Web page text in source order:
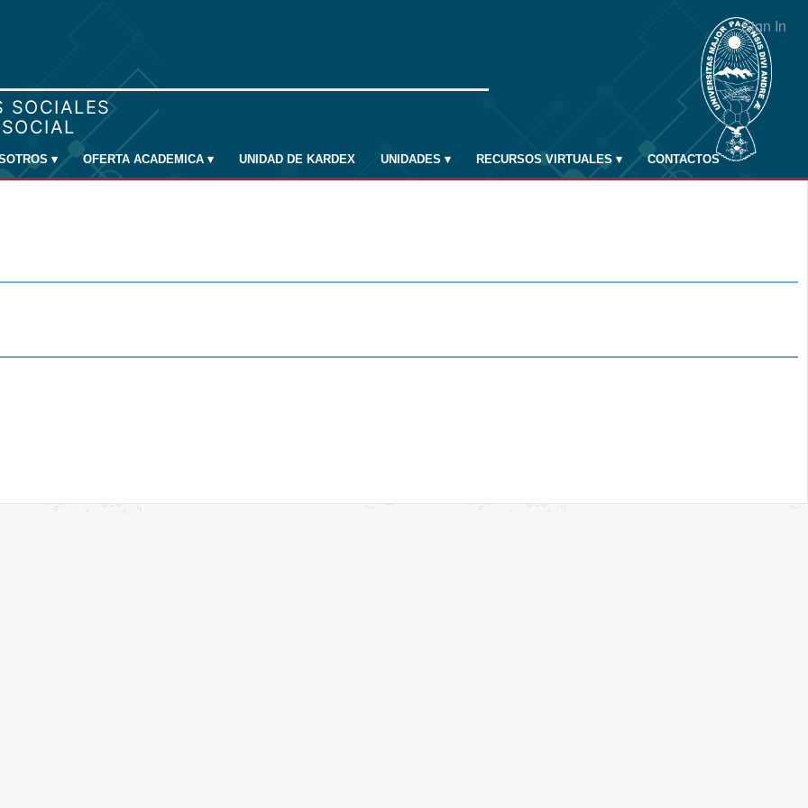
Sign In
▾ OFERTA ACADEMICA ▾ UNIDAD DE KARDEX UNIDADES ▾ RECURSOS VIRTUALES ▾ CONTACTOS